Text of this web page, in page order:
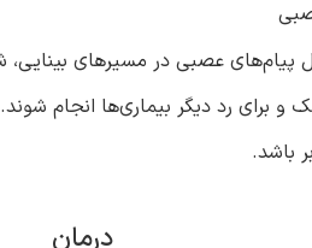
رد دیگر بیماری‌ها انجام شوند.
باشد.
درمان